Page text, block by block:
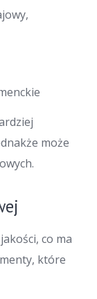
może
co ma
które